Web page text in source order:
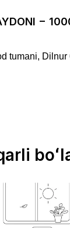
−
tumani, Dilnur